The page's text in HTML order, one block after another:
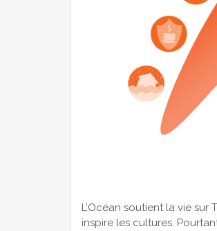
L’Océan soutient la vie
inspire les cultures.